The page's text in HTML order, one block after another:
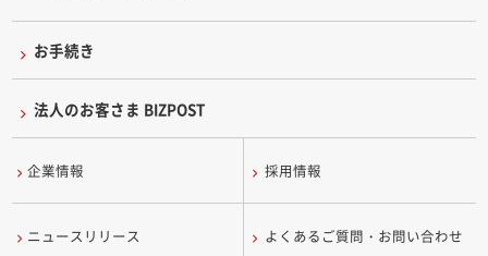
お手続き
法人のお客さま BIZPOST
企業情報 採用情報
ニュースリリース よくあるご質問・お問い合わせ